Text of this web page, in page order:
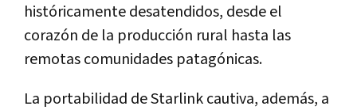
históricamente desatendidos, desde el
corazón de la producción rural hasta las
remotas comunidades patagónicas.
La portabilidad de Starlink cautiva, además, a